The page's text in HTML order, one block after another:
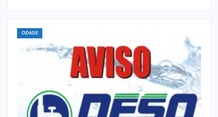
CIDADE